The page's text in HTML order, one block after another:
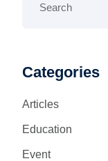
Categories
Articles
Education
Event